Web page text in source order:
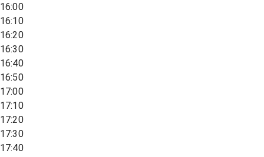
16:00
16:10
16:20
16:30
16:40
16:50
17:00
17:10
17:20
17:30
17:40